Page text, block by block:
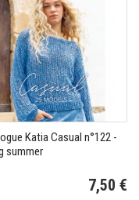
Katia Casual n°122 -
summer
7,50 €